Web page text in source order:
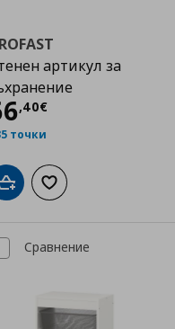
артикул за
,40€
точки
Добави в кошницата
Добави към
Сравнение